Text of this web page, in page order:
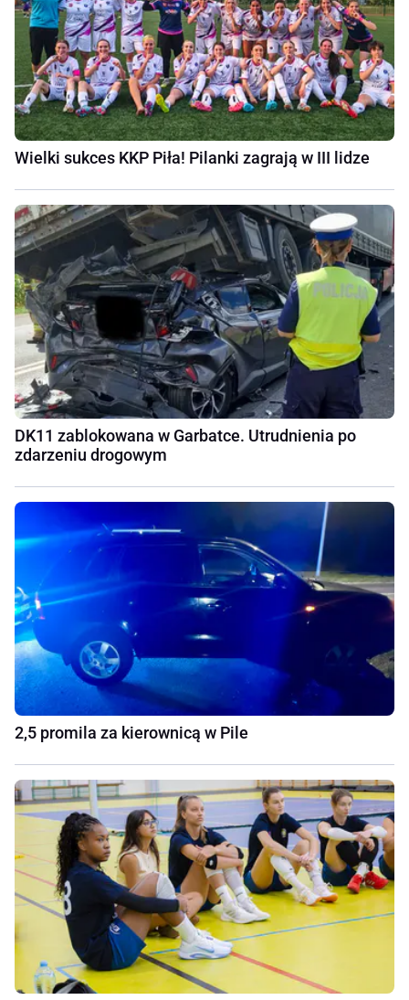
Wielki sukces KKP Piła! Pilanki zagrają w III lidze
DK11 zablokowana w Garbatce. Utrudnienia po
zdarzeniu drogowym
2,5 promila za kierownicą w Pile